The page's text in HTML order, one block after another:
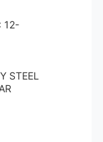
12-
STEEL